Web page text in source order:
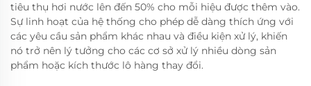
tiêu thụ hơi nước lên đến 50% cho mỗi hiệu được thêm vào.
Sự linh hoạt của hệ thống cho phép dễ dàng thích ứng với
các yêu cầu sản phẩm khác nhau và điều kiện xử lý, khiến
nó trở nên lý tưởng cho các cơ sở xử lý nhiều dòng sản
phẩm hoặc kích thước lô hàng thay đổi.